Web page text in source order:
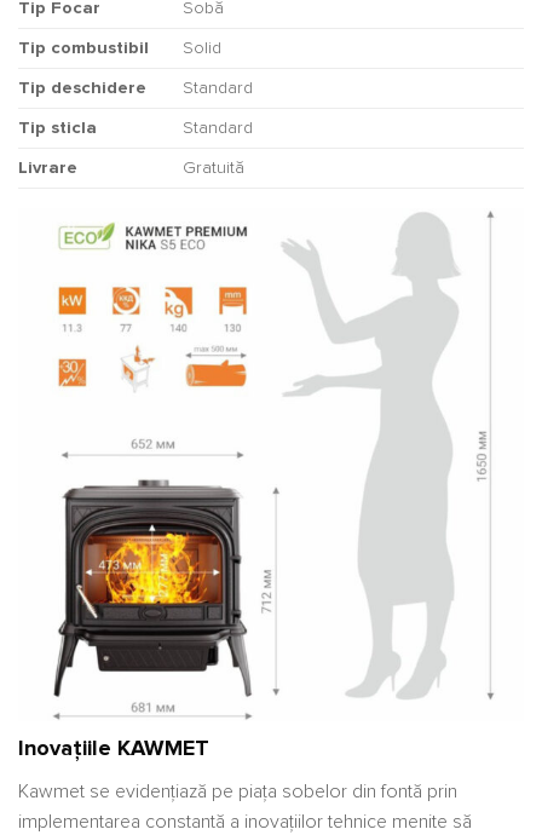
Tip Focar Sobă
Tip combustibil Solid
Tip deschidere Standard
Tip sticla Standard
Livrare Gratuită
Inovațiile KAWMET
Kawmet se evidențiază pe piața sobelor din fontă prin
implementarea constantă a inovațiilor tehnice menite să